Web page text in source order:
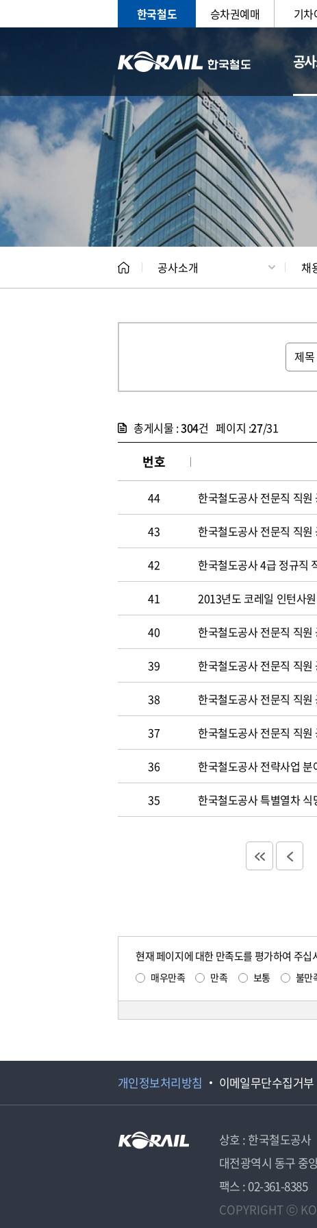
한국철도 승차권예매 기차
공
CEO 일반현황
공사소개 채
총게시물 :304건 페이지 :27/31
번호
44 한국철도공사 전문직 직원
43 한국철도공사 전문직 직원
42 한국철도공사 4급 정규직
41 2013년도 코레일 인턴사
40 한국철도공사 전문직 직
39 한국철도공사 전문직 직원
38 한국철도공사 전문직 직원
37 한국철도공사 전문직 직원
36 한국철도공사 전략사업
35 한국철도공사 특별열차
현재 페이지에 대한 만족도를 평가하여 주십
매우만족 만족 보통 불만
개인정보처리방침 이메일무단수집거부
상호 : 한국철도공사
대전광역시 동구 중
팩스 : 02-361-8385
COPYRIGHT ⓒ